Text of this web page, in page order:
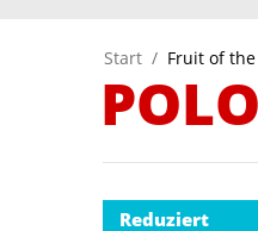
Start / Fruit of
Reduziert